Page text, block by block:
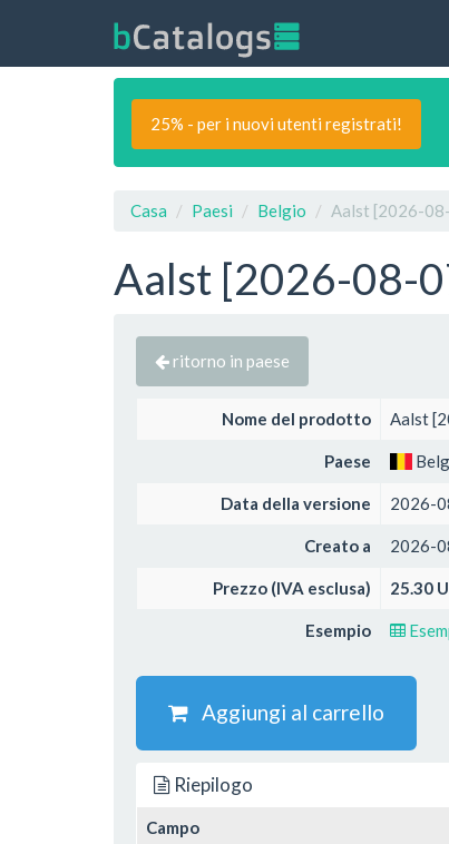
25% - per i nuovi utenti registrati!
Casa Paesi Belgio Aalst [2026-
Aalst [2026-08-
ritorno in paese
Nome del prodotto Aalst
Paese
Data della versione 2026-
Creato a 2026-
Prezzo (IVA esclusa) 25.30
Esempio
Aggiungi al carrello
Riepilogo
Campo